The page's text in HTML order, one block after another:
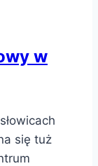
w
się tuż